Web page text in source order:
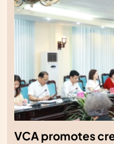
VCA promotes